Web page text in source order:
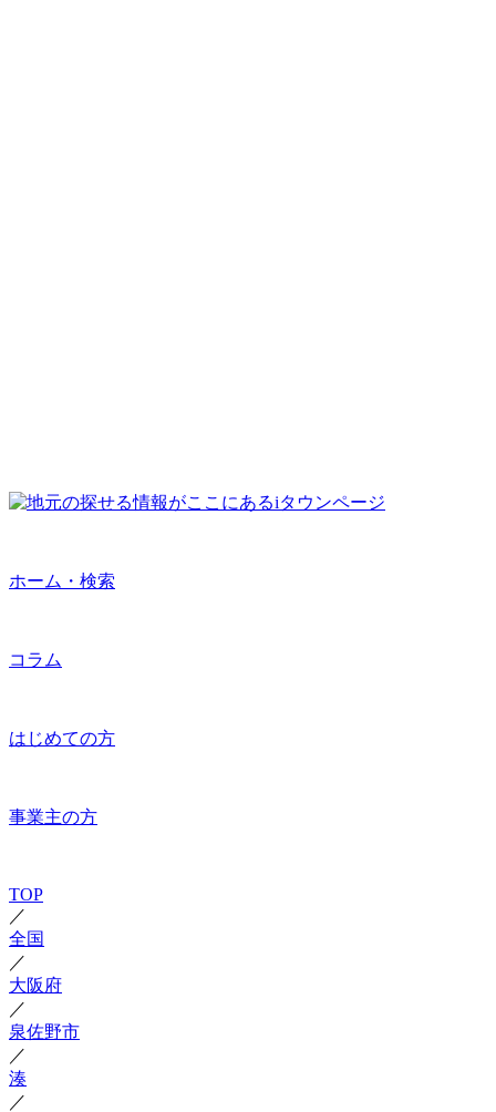
ホーム・検索
コラム
はじめての方
事業主の方
TOP
／
全国
／
大阪府
／
泉佐野市
／
湊
／